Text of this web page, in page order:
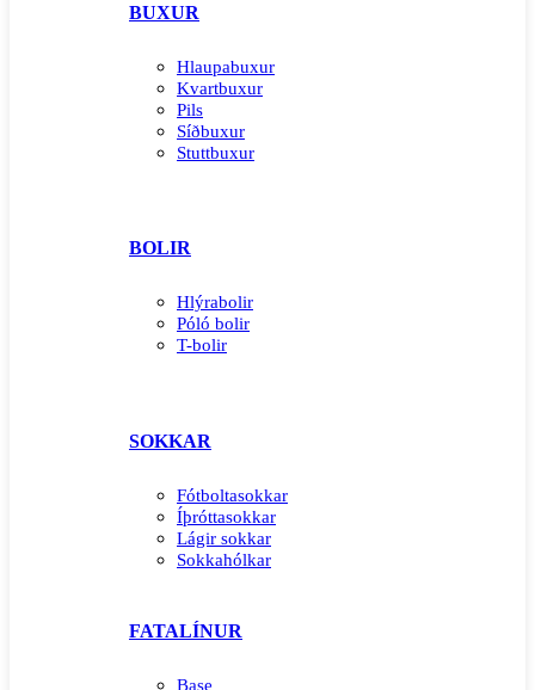
BUXUR
Hlaupabuxur
Kvartbuxur
Pils
Síðbuxur
Stuttbuxur
BOLIR
Hlýrabolir
Póló bolir
T-bolir
SOKKAR
Fótboltasokkar
Íþróttasokkar
Lágir sokkar
Sokkahólkar
FATALÍNUR
Base